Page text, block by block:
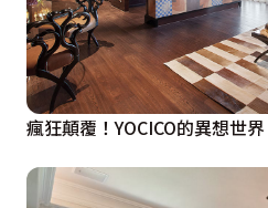
瘋狂顛覆！YOCICO的異想世界